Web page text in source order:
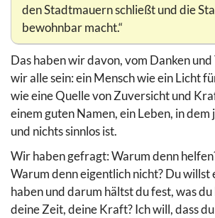
den Stadtmauern schließt und die
bewohnbar macht.“
Das haben wir davon, vom Danken und
wir alle sein: ein Mensch wie ein Licht
wie eine Quelle von Zuversicht und
einem guten Namen, ein Leben, in dem
und nichts sinnlos ist.
Wir haben gefragt: Warum denn
Warum denn eigentlich nicht? Du willst
haben und darum hältst du fest, was du
deine Zeit, deine Kraft? Ich will, dass du